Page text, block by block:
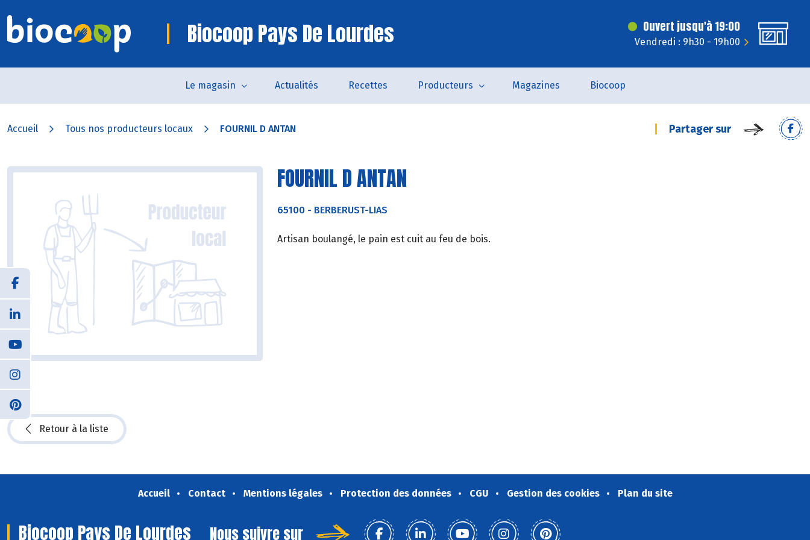
Biocoop Pays De Lourdes Ouvert jusqu'à 19:00
Vendredi : 9h30 - 19h00
Le magasin Actualités Recettes Producteurs Magazines Biocoop
Accueil Tous nos producteurs locaux FOURNIL D ANTAN Partager sur
FOURNIL D ANTAN
65100 - BERBERUST-LIAS
Artisan boulangé, le pain est cuit au feu de bois.
Retour à la liste
Accueil Contact Mentions légales Protection des données CGU Gestion des cookies Plan du site
Biocoop Pays De Lourdes Nous suivre sur